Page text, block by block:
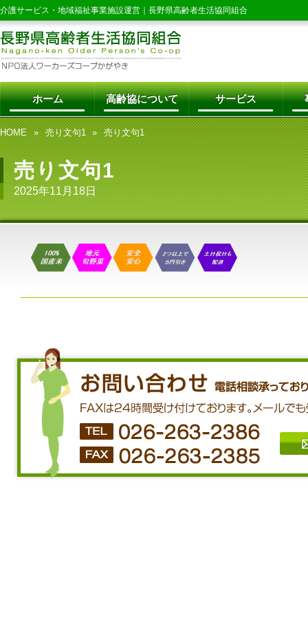
介護サービス・地域福祉事業施設運営｜ 長野県高齢者生活協同組合
ホーム 高齢協について サービス
HOME 売り文句1 売り文句1
売り文句1
2025年11月18日